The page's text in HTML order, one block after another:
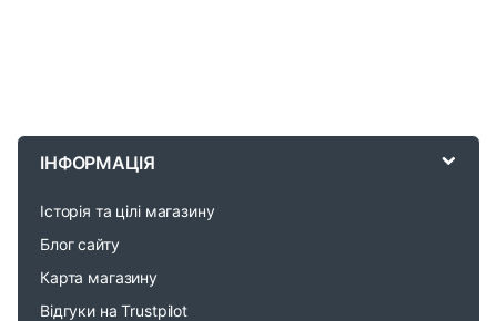
ІНФОРМАЦІЯ
Історія та цілі магазину
Блог сайту
Карта магазину
Відгуки на Trustpilot